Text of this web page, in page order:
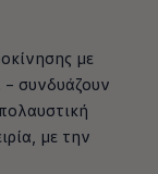
με
συνδυάζουν
με την